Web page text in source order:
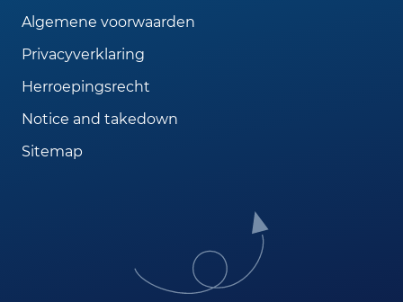
Algemene voorwaarden
Privacyverklaring
Herroepingsrecht
Notice and takedown
Sitemap